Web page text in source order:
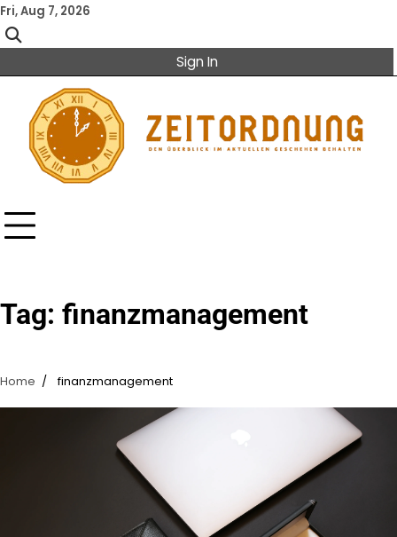
Skip
to
content
Fri, Aug 7, 2026
Sign In
Tag: finanzmanagement
Home finanzmanagement